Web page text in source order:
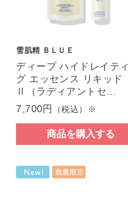
雪肌精 ＢＬＵＥ
ディープ ハイドレイテ
グ エッセンス リキッド
Ⅱ（ラディアントセ…
7,700円
（税込）※
商品を購入する